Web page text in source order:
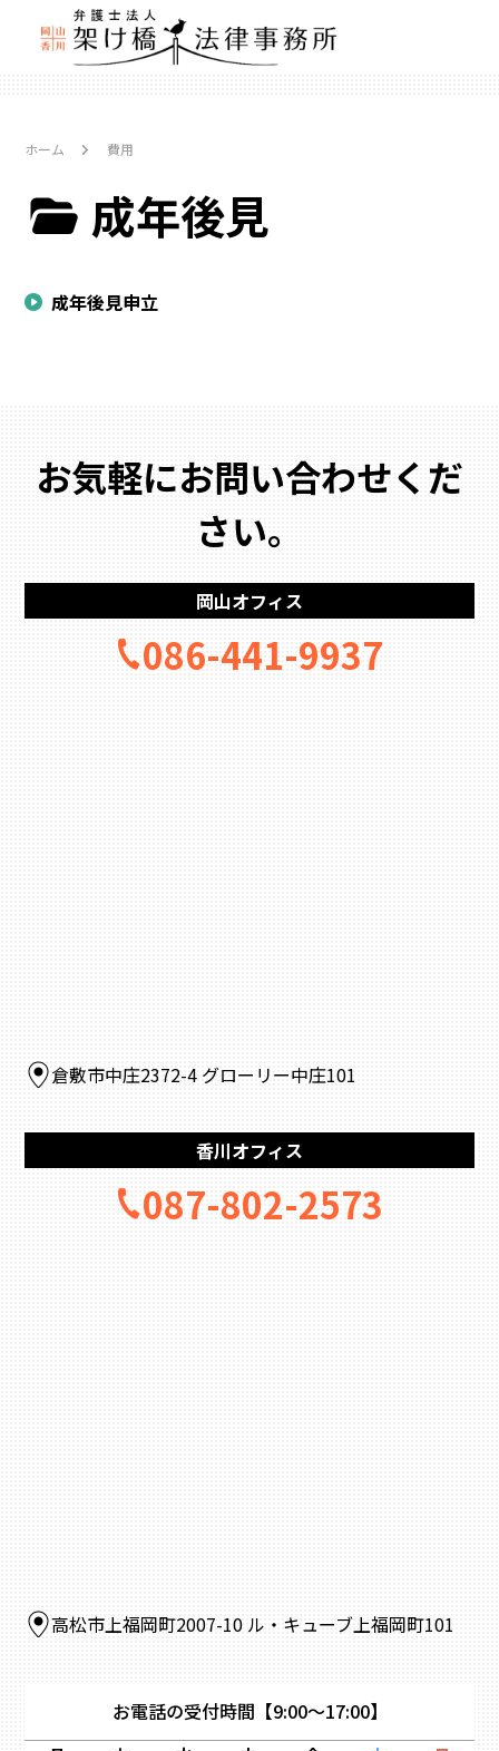
ホーム 費用
成年後見
成年後見申立
お気軽にお問い合わせくだ
さい。
岡山オフィス
086-441-9937
倉敷市中庄2372-4 グローリー中庄101
香川オフィス
087-802-2573
高松市上福岡町2007-10 ル・キューブ上福岡町101
お電話の受付時間 【9:00～17:00】